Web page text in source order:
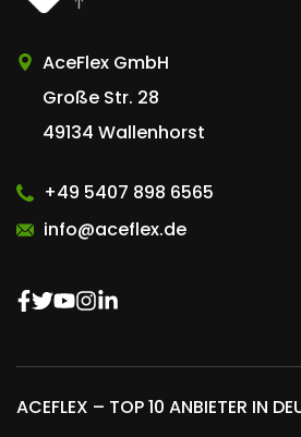
AceFlex GmbH
Große Str. 28
49134 Wallenhorst
+49 5407 898 6565
info@aceflex.de
ACEFLEX – TOP 10 ANBIETER IN